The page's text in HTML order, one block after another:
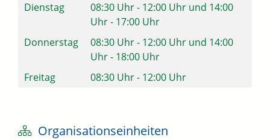
Dienstag
08:30 Uhr- 12:00 Uhr und 14:00
Uhr- 17:00 Uhr
Donnerstag
08:30 Uhr- 12:00 Uhr und 14:00
Uhr- 18:00 Uhr
Freitag
08:30 Uhr- 12:00 Uhr
Organisationseinheiten